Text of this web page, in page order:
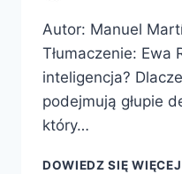
Autor: Manuel
Tłumaczenie: Ewa
inteligencja?
podejmują głupie
który…
DOWIEDZ SIĘ WIĘCEJ